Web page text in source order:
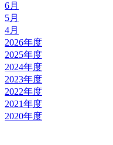
6月
5月
4月
2026年度
2025年度
2024年度
2023年度
2022年度
2021年度
2020年度